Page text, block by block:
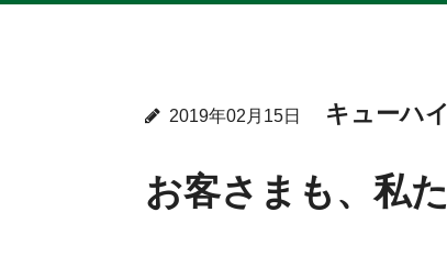
2019年02月15日 キューハ
お客さまも、私